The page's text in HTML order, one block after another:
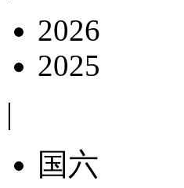
2026
2025
|
国六